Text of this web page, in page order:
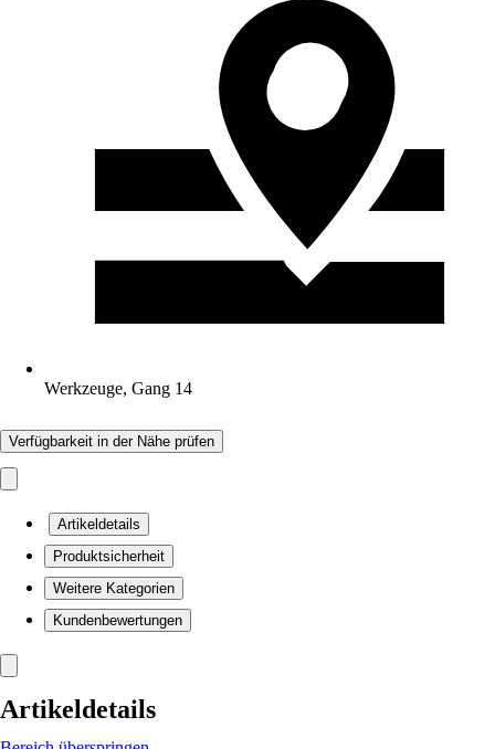
Werkzeuge, Gang 14
Verfügbarkeit in der Nähe prüfen
Artikeldetails
Produktsicherheit
Weitere Kategorien
Kundenbewertungen
Artikeldetails